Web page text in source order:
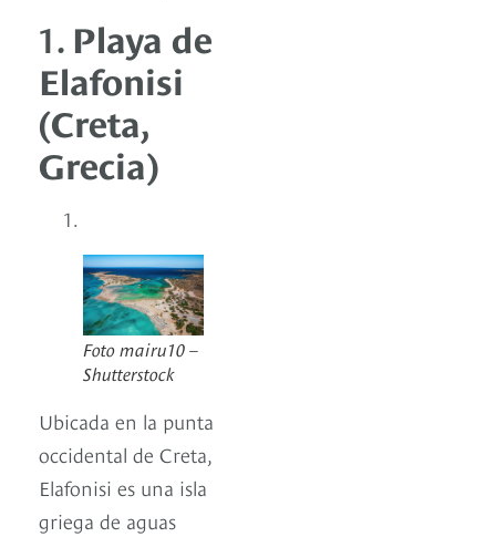
1. Playa de
Elafonisi
(Creta,
Grecia)
Foto mairu10 –
Shutterstock
Ubicada en la punta
occidental de Creta,
Elafonisi es una isla
griega de aguas